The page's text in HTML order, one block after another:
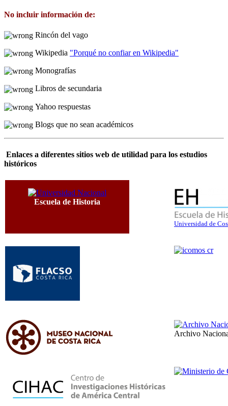
No incluir información de:
Rincón del vago
Wikipedia "Porqué no confiar en Wikipedia"
Monografías
Libros de secundaria
Yahoo respuestas
Blogs que no sean académicos
Enlaces a diferentes sitios web de utilidad para los estudios
históricos
Escuela de Historia
Universidad de
Archivo